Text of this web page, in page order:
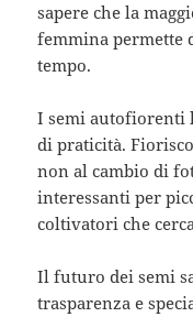
sapere che la
femmina permette
tempo.
I semi autofiorenti
di praticità.
non al cambio di
interessanti per
coltivatori che
Il futuro dei semi
trasparenza e